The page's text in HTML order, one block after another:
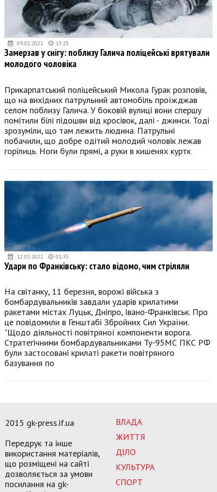
09.02.2021 13:25
Замерзав у снігу: поблизу Галича поліцейські врятували
молодого чоловіка
Прикарпатський поліцейський Микола Гурак розповів,
що на вихідних патрульний автомобіль проїжджав
селом поблизу Галича. У боковій вулиці вони спершу
помітили білі підошви від кросівок, далі - джинси. Тоді
зрозуміли, що там лежить людина. Патрульні
побачили, що добре одітий молодий чоловік лежав
горілиць. Ноги були прямі, а руки в кишенях куртк
12.03.2022 01:35
Удари по Франківську: стало відомо, чим стріляли
На світанку, 11 березня, ворожі війська з
бомбардувальників завдали ударів крилатими
ракетами містах Луцьк, Дніпро, Івано-Франківськ. Про
це повідомили в Генштабі Збройних Сил України.
"Щодо діяльності повітряної компоненти ворога.
Стратегічними бомбардувальниками Ту-95МС ПКС РФ
були застосовані крилаті ракети повітряного
базування по
ВЛАДА
ЖИТТЯ
ДІЛО
КУЛЬТУРА
СПОРТ
2015 gk-press.if.ua
Передрук та інше
використання матеріалів,
що розміщені на сайті
дозволяється за умови
посилання на gk-